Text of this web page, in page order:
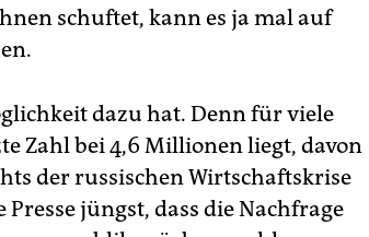
schuftet, kann es ja mal auf
dazu hat. Denn für viele
Zahl bei 4,6 Millionen liegt, davon
der russischen Wirtschaftskrise
jüngst, dass die Nachfrage